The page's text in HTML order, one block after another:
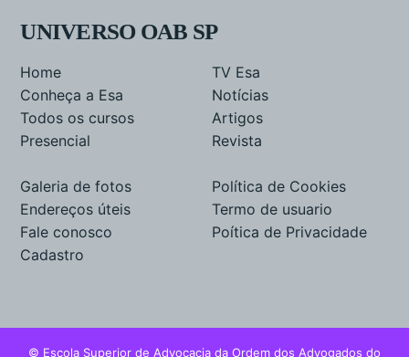
UNIVERSO OAB SP
Home
Conheça a Esa
Todos os cursos
Presencial
TV Esa
Notícias
Artigos
Revista
Galeria de fotos
Endereços úteis
Fale conosco
Cadastro
Política de Cookies
Termo de usuario
Poítica de Privacidade
© Escola Superior de Advocacia da Ordem dos Advogados do